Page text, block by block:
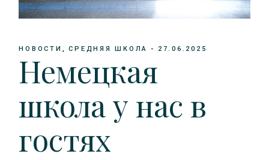
НОВОСТИ СРЕДНЯЯ ШКОЛА 27.06.2025
Немецкая
школа у нас в
гостях